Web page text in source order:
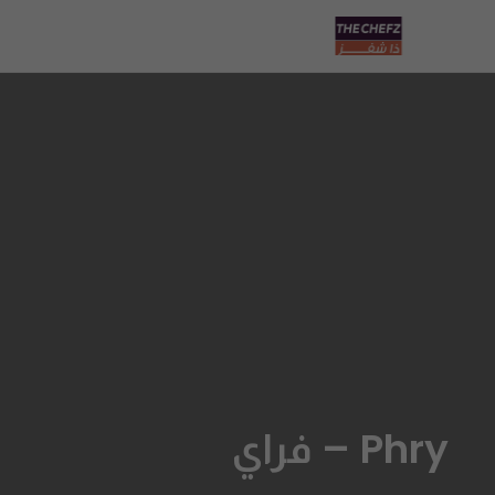
Phry – فراي